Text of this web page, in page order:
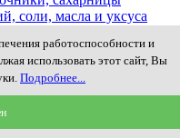
соли, масла и уксуса
пепельницы
(пашотницы)
для салфеток
работоспособности и
использовать этот сайт, Вы
Подробнее...